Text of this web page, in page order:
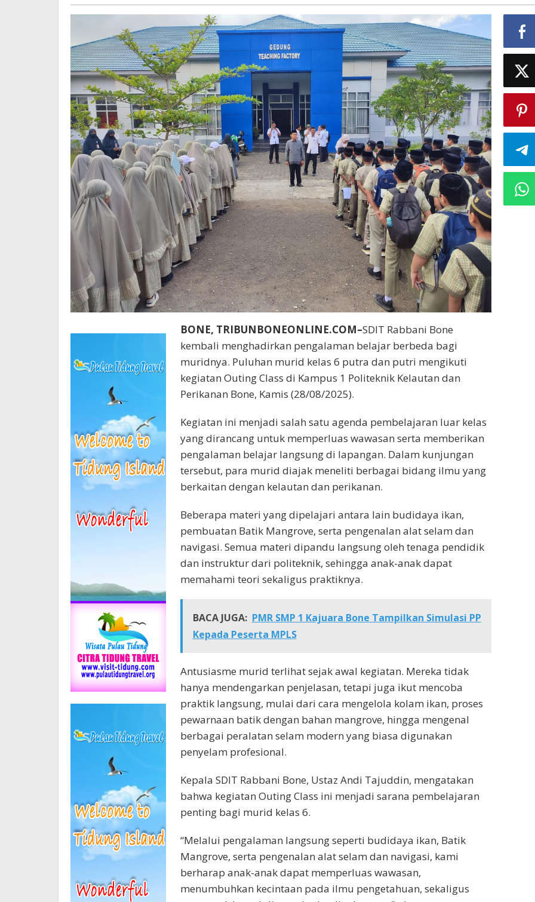
BONE, TRIBUNBONEONLINE.COM–SDIT Rabbani Bone
kembali menghadirkan pengalaman belajar berbeda bagi
muridnya. Puluhan murid kelas 6 putra dan putri mengikuti
kegiatan Outing Class di Kampus 1 Politeknik Kelautan dan
Perikanan Bone, Kamis (28/08/2025).
Kegiatan ini menjadi salah satu agenda pembelajaran luar kelas
yang dirancang untuk memperluas wawasan serta memberikan
pengalaman belajar langsung di lapangan. Dalam kunjungan
tersebut, para murid diajak meneliti berbagai bidang ilmu yang
berkaitan dengan kelautan dan perikanan.
Beberapa materi yang dipelajari antara lain budidaya ikan,
pembuatan Batik Mangrove, serta pengenalan alat selam dan
navigasi. Semua materi dipandu langsung oleh tenaga pendidik
dan instruktur dari politeknik, sehingga anak-anak dapat
memahami teori sekaligus praktiknya.
BACA JUGA: PMR SMP 1 Kajuara Bone Tampilkan Simulasi PP
Kepada Peserta MPLS
Antusiasme murid terlihat sejak awal kegiatan. Mereka tidak
hanya mendengarkan penjelasan, tetapi juga ikut mencoba
praktik langsung, mulai dari cara mengelola kolam ikan, proses
pewarnaan batik dengan bahan mangrove, hingga mengenal
berbagai peralatan selam modern yang biasa digunakan
penyelam profesional.
Kepala SDIT Rabbani Bone, Ustaz Andi Tajuddin, mengatakan
bahwa kegiatan Outing Class ini menjadi sarana pembelajaran
penting bagi murid kelas 6.
“Melalui pengalaman langsung seperti budidaya ikan, Batik
Mangrove, serta pengenalan alat selam dan navigasi, kami
berharap anak-anak dapat memperluas wawasan,
menumbuhkan kecintaan pada ilmu pengetahuan, sekaligus